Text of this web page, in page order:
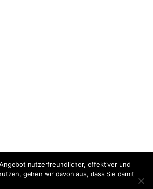
STARTSEITE
nutzerfreundlicher, effektiver und
gehen wir davon aus, dass Sie damit